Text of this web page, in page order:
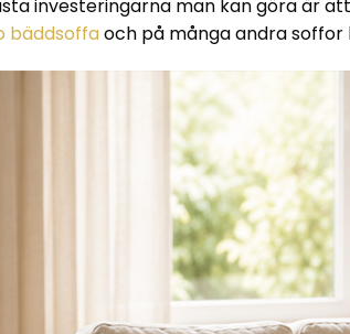
investeringarna man kan göra är
bäddsoffaoch på många andra soffor